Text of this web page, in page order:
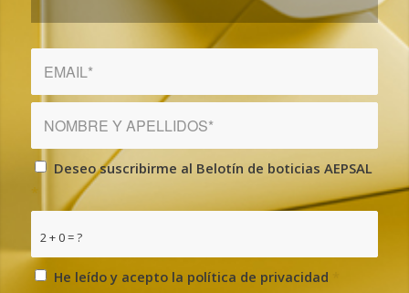
Deseo suscribirme al Belotín de boticias AEPSAL
*
2 + 0 = ?
He leído y acepto la política de privacidad